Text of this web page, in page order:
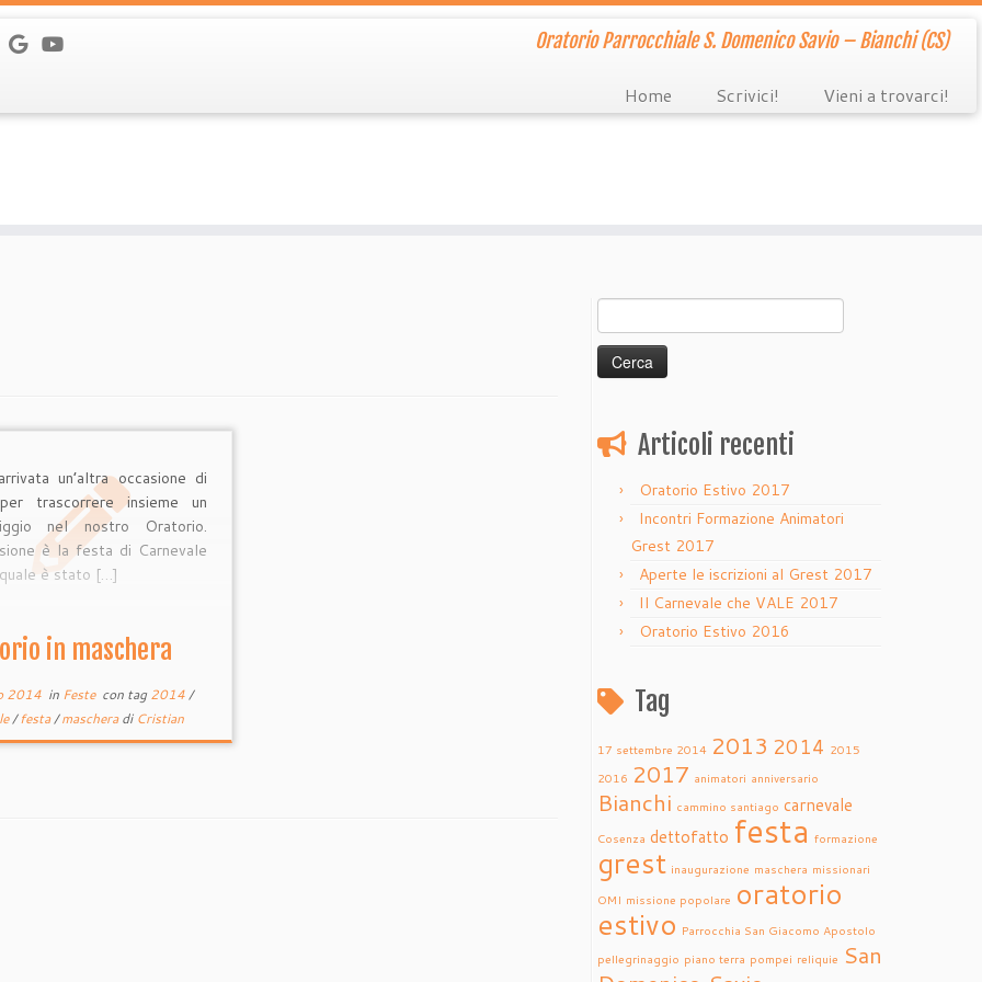
Oratorio Parrocchiale S. Domenico Savio – Bianchi (CS)
Home Scrivici! Vieni a trovarci!
un’altra occasione di
trascorrere insieme un
nel nostro Oratorio.
è la festa di Carnevale
è stato […]
in maschera
2014in Feste con tag2014/
/festa/mascheradi Cristian
per:
Articoli recenti
Oratorio Estivo 2017
Incontri Formazione Animatori
Grest 2017
Aperte le iscrizioni al Grest 2017
Il Carnevale che VALE 2017
Oratorio Estivo 2016
Tag
17 settembre 2014 2013 2014 2015
2016 2017 animatori anniversario
Bianchi cammino santiago carnevale
Cosenza dettofatto festa formazione
grest inaugurazione maschera missionari
OMI missione popolare oratorio
estivo Parrocchia San Giacomo Apostolo
pellegrinaggio piano terra pompei reliquie San